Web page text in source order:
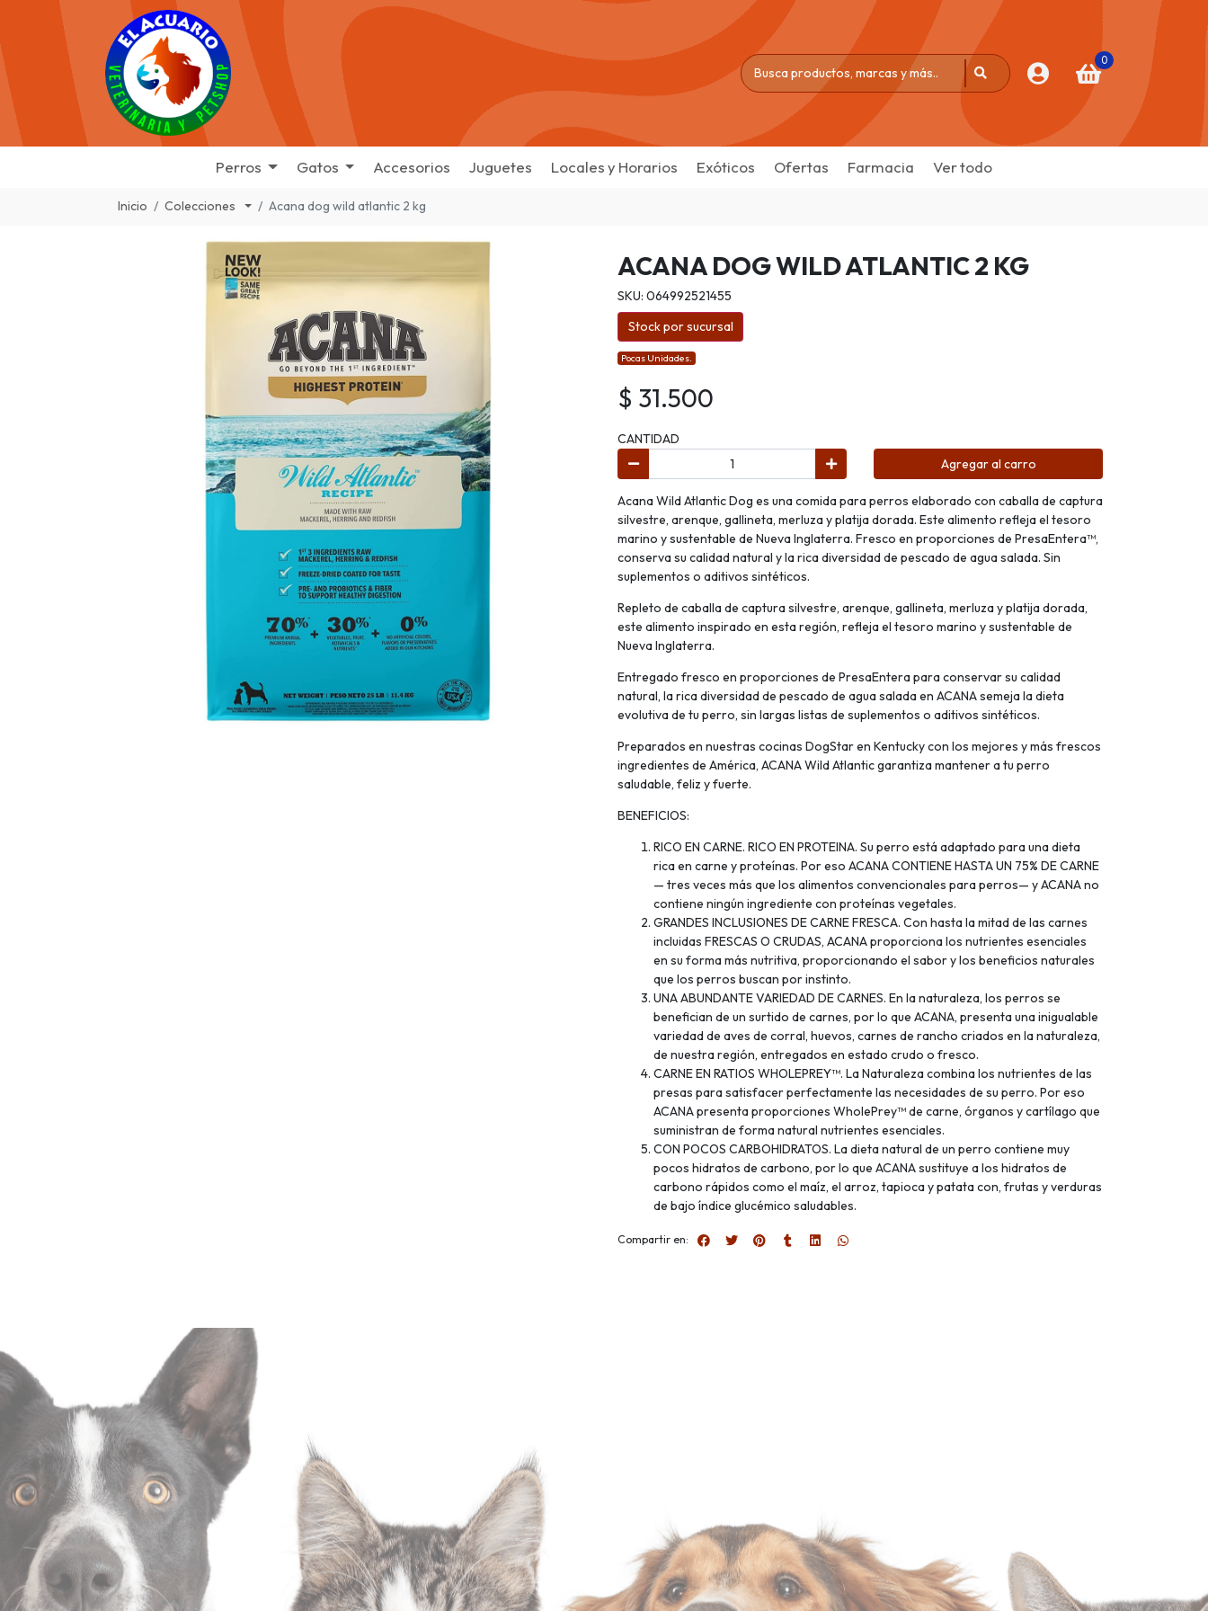
0
Perros Gatos Accesorios Juguetes Locales y Horarios Exóticos Ofertas Farmacia Ver todo
Inicio Colecciones Acana dog wild atlantic 2 kg
ACANA DOG WILD ATLANTIC 2 KG
SKU: 064992521455
Stock por sucursal
Pocas Unidades.
$ 31.500
CANTIDAD
Agregar al carro
Acana Wild Atlantic Dog es una comida para perros elaborado con caballa de captura
silvestre, arenque, gallineta, merluza y platija dorada. Este alimento refleja el tesoro
marino y sustentable de Nueva Inglaterra. Fresco en proporciones de PresaEntera™,
conserva su calidad natural y la rica diversidad de pescado de agua salada. Sin
suplementos o aditivos sintéticos.
Repleto de caballa de captura silvestre, arenque, gallineta, merluza y platija dorada,
este alimento inspirado en esta región, refleja el tesoro marino y sustentable de
Nueva Inglaterra.
Entregado fresco en proporciones de PresaEntera para conservar su calidad
natural, la rica diversidad de pescado de agua salada en ACANA semeja la dieta
evolutiva de tu perro, sin largas listas de suplementos o aditivos sintéticos.
Preparados en nuestras cocinas DogStar en Kentucky con los mejores y más frescos
ingredientes de América, ACANA Wild Atlantic garantiza mantener a tu perro
saludable, feliz y fuerte.
BENEFICIOS:
RICO EN CARNE. RICO EN PROTEINA. Su perro está adaptado para una dieta
rica en carne y proteínas. Por eso ACANA CONTIENE HASTA UN 75% DE CARNE
— tres veces más que los alimentos convencionales para perros— y ACANA no
contiene ningún ingrediente con proteínas vegetales.
GRANDES INCLUSIONES DE CARNE FRESCA. Con hasta la mitad de las carnes
incluidas FRESCAS O CRUDAS, ACANA proporciona los nutrientes esenciales
en su forma más nutritiva, proporcionando el sabor y los beneficios naturales
que los perros buscan por instinto.
UNA ABUNDANTE VARIEDAD DE CARNES. En la naturaleza, los perros se
benefician de un surtido de carnes, por lo que ACANA, presenta una inigualable
variedad de aves de corral, huevos, carnes de rancho criados en la naturaleza,
de nuestra región, entregados en estado crudo o fresco.
CARNE EN RATIOS WHOLEPREY™. La Naturaleza combina los nutrientes de las
presas para satisfacer perfectamente las necesidades de su perro. Por eso
ACANA presenta proporciones WholePrey™ de carne, órganos y cartílago que
suministran de forma natural nutrientes esenciales.
CON POCOS CARBOHIDRATOS. La dieta natural de un perro contiene muy
pocos hidratos de carbono, por lo que ACANA sustituye a los hidratos de
carbono rápidos como el maíz, el arroz, tapioca y patata con, frutas y verduras
de bajo índice glucémico saludables.
Compartir en: